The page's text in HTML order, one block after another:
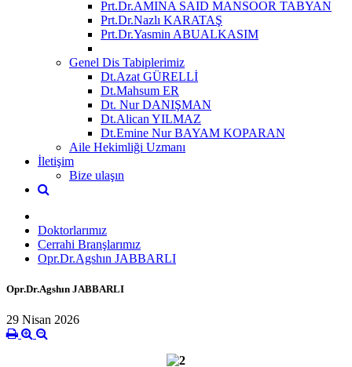
Prt.Dr.AMINA SAID MANSOOR TABYAN
Prt.Dr.Nazlı KARATAŞ
Prt.Dr.Yasmin ABUALKASIM
Genel Dis Tabiplerimiz
Dt.Azat GÜRELLİ
Dt.Mahsum ER
Dt. Nur DANIŞMAN
Dt.Alican YILMAZ
Dt.Emine Nur BAYAM KOPARAN
Aile Hekimliği Uzmanı
İletişim
Bize ulaşın
Doktorlarımız
Cerrahi Branşlarımız
Opr.Dr.Agshın JABBARLI
Opr.Dr.Agshın JABBARLI
29 Nisan 2026